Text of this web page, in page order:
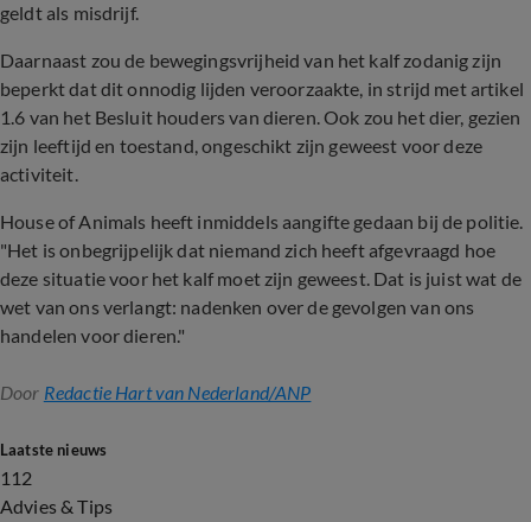
geldt als misdrijf.
Daarnaast zou de bewegingsvrijheid van het kalf zodanig zijn
beperkt dat dit onnodig lijden veroorzaakte, in strijd met artikel
1.6 van het Besluit houders van dieren. Ook zou het dier, gezien
zijn leeftijd en toestand, ongeschikt zijn geweest voor deze
activiteit.
House of Animals heeft inmiddels aangifte gedaan bij de politie.
"Het is onbegrijpelijk dat niemand zich heeft afgevraagd hoe
deze situatie voor het kalf moet zijn geweest. Dat is juist wat de
wet van ons verlangt: nadenken over de gevolgen van ons
handelen voor dieren."
Door Redactie Hart van Nederland/ANP
Laatste nieuws
112
Advies & Tips